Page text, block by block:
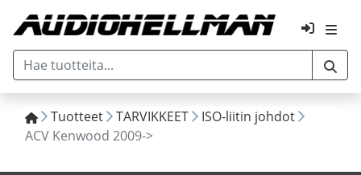
Tuotteet TARVIKKEET
ISO-liitin johdot
ACV Kenwood 2009->